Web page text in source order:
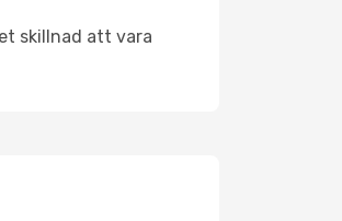
skillnad att vara